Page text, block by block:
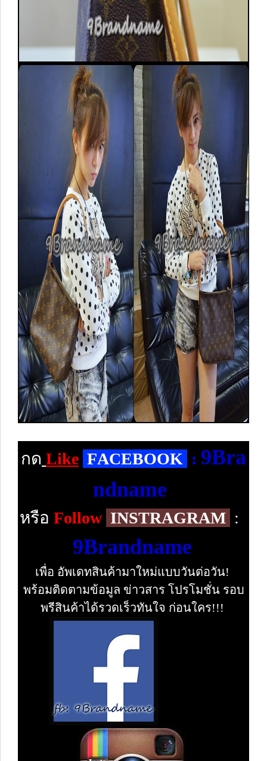
กด Like FACEBOOK : 9Bra
ndname
หรือ Follow INSTRAGRAM :
9Brandname
เพื่อ อัพเดทสินค้ามาใหม่แบบวันต่อวัน!
พร้อมติดตามข้อมูล ข่าวสาร โปรโมชั่น รอบ
พรีสินค้าได้รวดเร็วทันใจ ก่อนใคร!!!